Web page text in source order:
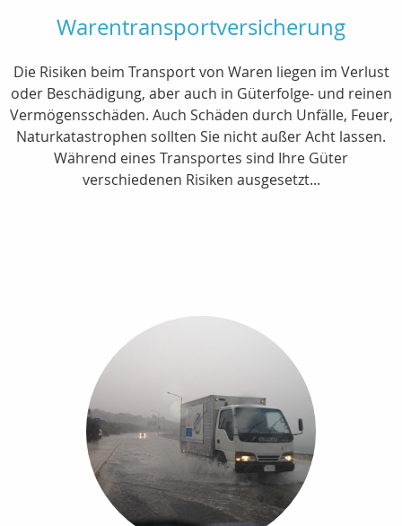
Warentransportversicherung
Die Risiken beim Transport von Waren liegen im Verlust
oder Beschädigung, aber auch in Güterfolge- und reinen
Vermögensschäden. Auch Schäden durch Unfälle, Feuer,
Naturkatastrophen sollten Sie nicht außer Acht lassen.
Während eines Transportes sind Ihre Güter
verschiedenen Risiken ausgesetzt...